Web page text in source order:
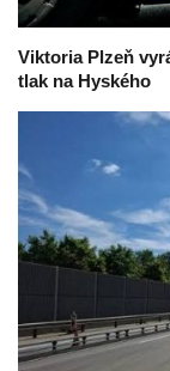
Viktoria Plzeň
tlak na Hyského